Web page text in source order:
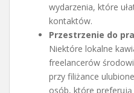
wydarzenia, które
kontaktów.
Przestrzenie do
Niektóre lokalne
freelancerów
przy filiżance
osób, które